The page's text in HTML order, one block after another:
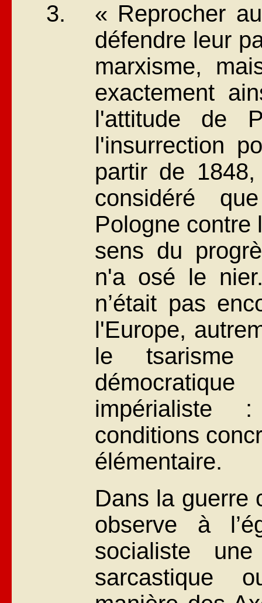
« Reprocher
défendre leur
marxisme,
exactement
l'attitude de
l'insurrection
partir de
considéré
Pologne contre
sens du
n'a osé le
n’était pas
l'Europe,
le tsarisme
conditions
élémentaire.
Dans la guerre
observe à
socialiste
sarcastique